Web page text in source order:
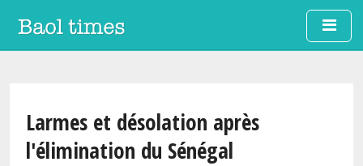
Aller au contenu principal
Larmes et désolation après
l'élimination du Sénégal